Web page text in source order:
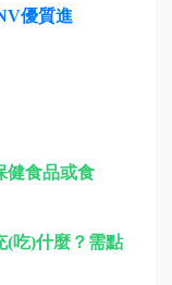
優質進
健食品或食
(吃)什麼？需點